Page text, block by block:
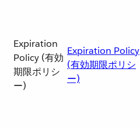
Expiration
Policy (有効
期限ポリシ
ー)
Expiration Policy
(有効期限ポリシ
ー)